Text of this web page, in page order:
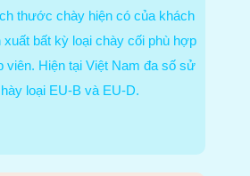
thước chày hiện có của khách
xuất bất kỳ loại chày cối phù hợp
viên. Hiện tại Việt Nam đa số sử
loại EU-B và EU-D.